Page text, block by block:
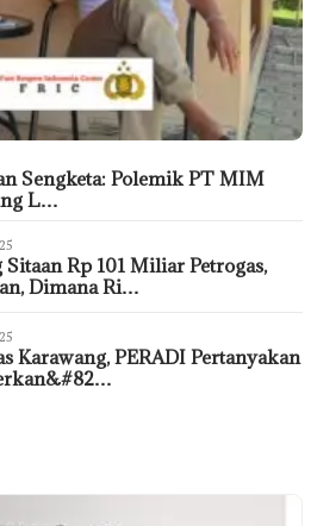
Sengketa: Polemik PT MIM
L…
Rp 101 Miliar Petrogas,
Dimana Ri…
Karawang, PERADI Pertanyakan